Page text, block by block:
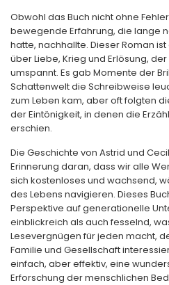
Obwohl das Buch nicht ohne
bewegende Erfahrung, die lange
hatte, nachhallte. Dieser Roman
über Liebe, Krieg und Erlösung,
umspannt. Es gab Momente der
Schattenwelt die Schreibweise
zum Leben kam, aber oft folgten
der Eintönigkeit, in denen die
erschien.
Die Geschichte von Astrid und
Erinnerung daran, dass wir alle
sich kostenloses und wachsend,
des Lebens navigieren. Dieses
Perspektive auf generationelle
einblickreich als auch fesselnd,
Lesevergnügen für jeden macht,
Familie und Gesellschaft
einfach, aber effektiv, eine
Erforschung der menschlichen